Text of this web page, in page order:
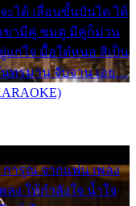
ะได้ เลื่อนขั้นบันได ได้
เขามีคู่ ซมดู มีคู่ก็ม่วน
แก่ใจ มื้อใด๋หนอ สิเป็น
นทรมาน จับจาน เอย…
ารุณ จากแฟน เพลง
ลง ให้กำลังใจ น้ำใจ